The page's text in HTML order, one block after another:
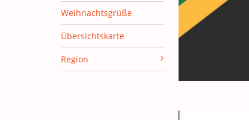
Weihnachtsgrüße
Übersichtskarte
Region